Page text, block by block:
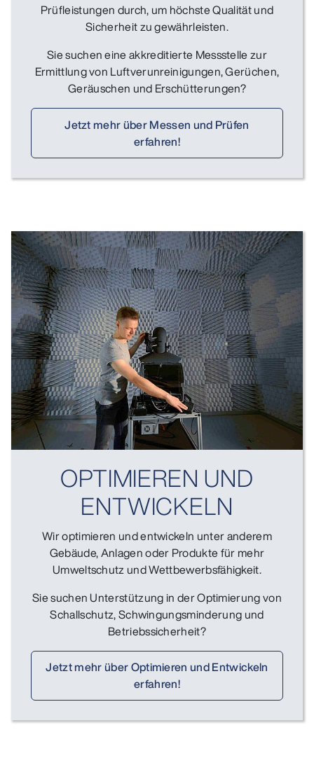
Prüfleistungen durch, um höchste Qualität und
Sicherheit zu gewährleisten.
Sie suchen eine akkreditierte Messstelle zur
Ermittlung von Luftverunreinigungen, Gerüchen,
Geräuschen und Erschütterungen?
Jetzt mehr über Messen und Prüfen
erfahren!
OPTIMIEREN UND
ENTWICKELN
Wir optimieren und entwickeln unter anderem
Gebäude, Anlagen oder Produkte für mehr
Umweltschutz und Wettbewerbsfähigkeit.
Sie suchen Unterstützung in der Optimierung von
Schallschutz, Schwingungsminderung und
Betriebssicherheit?
Jetzt mehr über Optimieren und Entwickeln
erfahren!